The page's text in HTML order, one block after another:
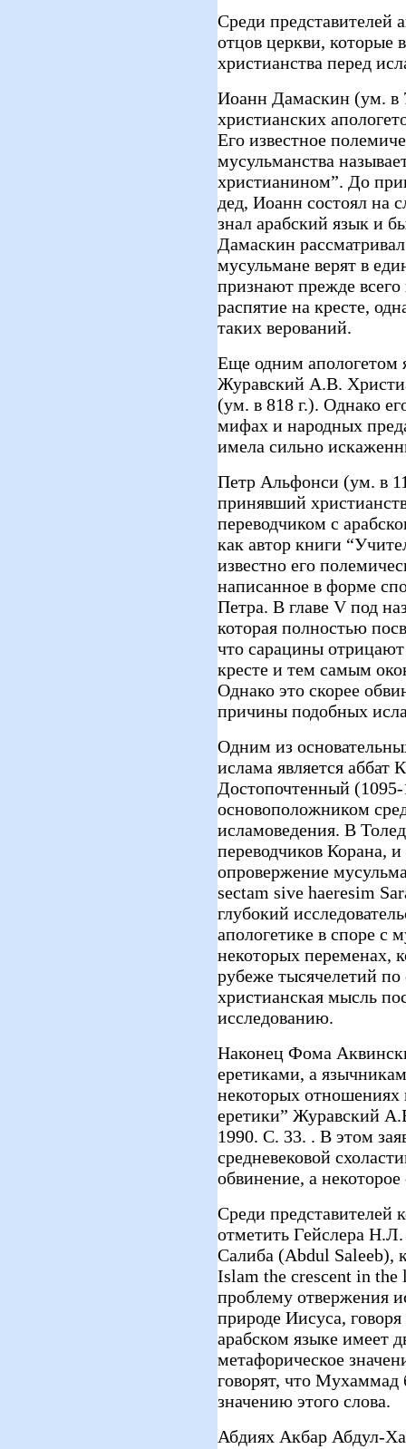
Среди представителей
отцов церкви, которые
христианства перед
Иоанн Дамаскин (ум. в
христианских
Его известное
мусульманства
христианином”. До
дед, Иоанн состоял на
знал арабский язык и
Дамаскин
мусульмане верят в
признают прежде
распятие на кресте,
таких верований.
Еще одним апологетом
Журавский А.В.
(ум. в 818 г.). Однако
мифах и народных
имела сильно
Петр Альфонси (ум. в
принявший
переводчиком с
как автор книги
известно его
написанное в форме
Петра. В главе V под
которая полностью
что сарацины
кресте и тем самым
Однако это скорее
причины подобных
Одним из
ислама является
Достопочтенный (1095-
основоположником
исламоведения. В
переводчиков Корана,
опровержение
sectam sive haeresim
глубокий
апологетике в споре с
некоторых переменах,
рубеже тысячелетий
христианская мысль
исследованию.
Наконец Фома
еретиками, а
некоторых
еретики” Журавский
1990. С. 33. . В этом
средневековой
обвинение, а
Среди представителей
отметить Гейслера
Салиба (Abdul Saleeb),
Islam the crescent in the
проблему отвержения
природе Иисуса,
арабском языке имеет
метафорическое
говорят, что Мухаммад
значению этого слова.
Абдиях Акбар Абдул-